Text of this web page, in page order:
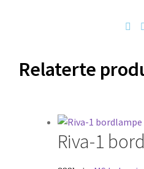
Relaterte
Riva-1